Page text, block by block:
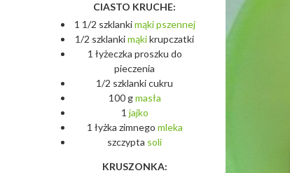
CIASTO KRUCHE:
1 1/2 szklankimąki pszennej
1/2 szklankimąkikrupczatki
1 łyżeczka proszku do
pieczenia
1/2 szklanki cukru
100 gmasła
1 jajko
1 łyżka zimnego mleka
szczypta soli
KRUSZONKA: